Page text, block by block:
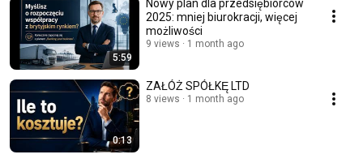
5:59
Nowy plan dla przedsiębiorców
2025: mniej biurokracji, więcej
możliwości
9 views 1 month ago
0:13
ZAŁÓŻ SPÓŁKĘ LTD
8 views 1 month ago